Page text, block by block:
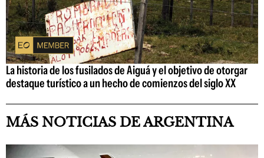
La historia de los fusilados de Aiguá y el objetivo de otorgar
destaque turístico a un hecho de comienzos del siglo XX
MÁS NOTICIAS DE ARGENTINA